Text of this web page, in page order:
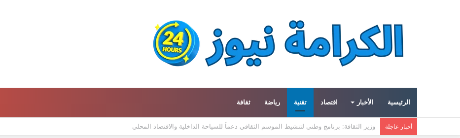
الرئيسية الأخبار اقتصاد تقنية رياضة ثقافة
أخبار عاجلة ميتا توسع مشروع «هايبريون» باستثمارات تتجاوز 50 مليار دولار لتعزيز قدراتها في الذكاء الاصطناعي